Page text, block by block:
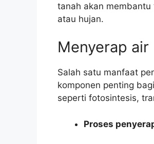
tanah akan
atau hujan.
Menyerap air
Salah satu manfaat
komponen penting
seperti fotosintesis,
Proses